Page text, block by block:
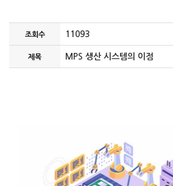
조회수 11093
제목 MPS 생산 시스템의 이점